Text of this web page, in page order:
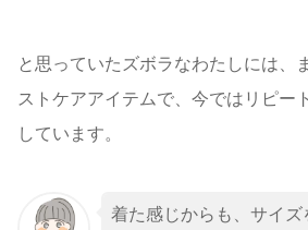
と思っていたズボラなわたしには、
ストケアアイテムで、今ではリピー
しています。
着た感じからも、サイズ